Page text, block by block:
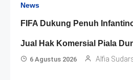
News
FIFA Dukung Penuh
Jual Hak Komersial Piala
6 Agustus 2026 Alfia